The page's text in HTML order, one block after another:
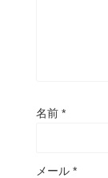
名前 *
メール *